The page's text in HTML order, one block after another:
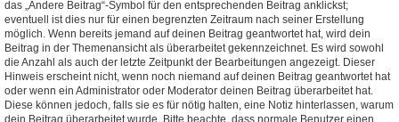
das „Ändere Beitrag“-Symbol für den entsprechenden Beitrag anklickst;
eventuell ist dies nur für einen begrenzten Zeitraum nach seiner Erstellung
möglich. Wenn bereits jemand auf deinen Beitrag geantwortet hat, wird dein
Beitrag in der Themenansicht als überarbeitet gekennzeichnet. Es wird sowohl
die Anzahl als auch der letzte Zeitpunkt der Bearbeitungen angezeigt. Dieser
Hinweis erscheint nicht, wenn noch niemand auf deinen Beitrag geantwortet hat
oder wenn ein Administrator oder Moderator deinen Beitrag überarbeitet hat.
Diese können jedoch, falls sie es für nötig halten, eine Notiz hinterlassen, warum
dein Beitrag überarbeitet wurde. Bitte beachte, dass normale Benutzer einen